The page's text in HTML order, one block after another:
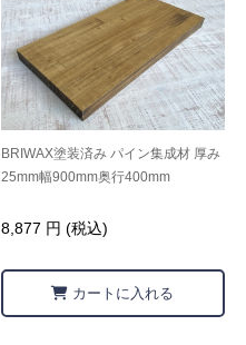
BRIWAX塗装済み パイン集成材 厚み
25mm幅900mm奥行400mm
8,877 円 (税込)
カートに入れる